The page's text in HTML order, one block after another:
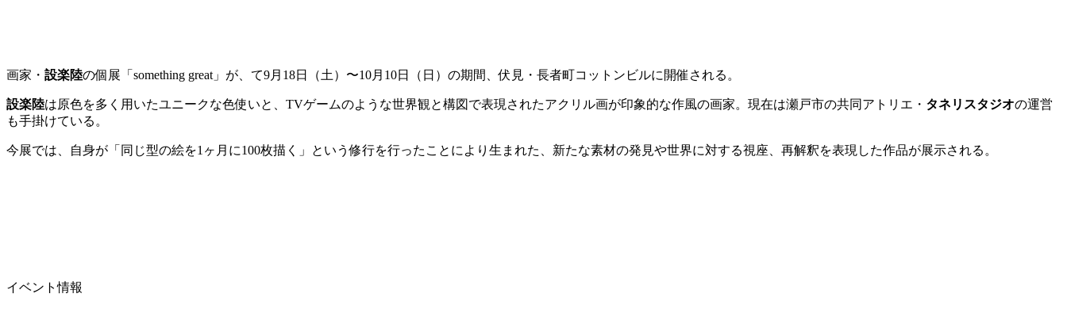
画家・ 設楽陸の個展「something great」が、て9月18日（土）〜10月10日（日）の期間、伏見・長者町コットンビルに開催される。
設楽陸は原色を多く用いたユニークな色使いと、TVゲームのような世界観と構図で表現されたアクリル画が印象的な作風の画家。現在は瀬戸市の共同アトリエ・ タネリスタジオの運営
も手掛けている。
今展では、自身が「同じ型の絵を1ヶ月に100枚描く」という修行を行ったことにより生まれた、新たな素材の発見や世界に対する視座、再解釈を表現した作品が展示される。
イベント情報